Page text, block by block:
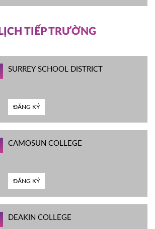
LỊCH TIẾP TRƯỜNG
SURREY SCHOOL DISTRICT
ĐĂNG KÝ
CAMOSUN COLLEGE
ĐĂNG KÝ
DEAKIN COLLEGE